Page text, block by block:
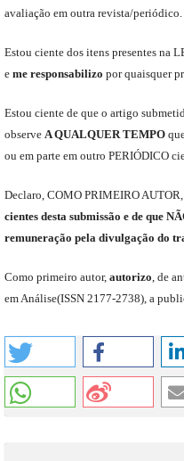
avaliação em outra revista/periódico.
Estou ciente dos itens presentes na
e meresponsabilizo por quaisquer
Estou ciente de que o artigo
observe A QUALQUER TEMPO
ou em parte em outro PERIÓDICO
Declaro, COMO PRIMEIRO AUTOR,
cientes desta submissão e de que
remuneração pela divulgação do
Como primeiro autor, autorizo, de
em Análise(ISSN 2177-2738), a